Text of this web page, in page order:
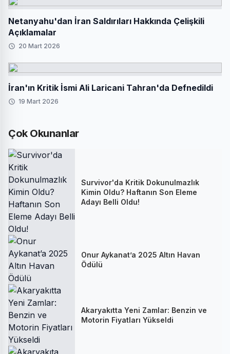
Netanyahu'dan İran Saldırıları Hakkında Çelişkili
Açıklamalar
20 Mart 2026
İran'ın Kritik İsmi Ali Laricani Tahran'da Defnedildi
19 Mart 2026
Çok Okunanlar
Survivor'da Kritik Dokunulmazlık
Kimin Oldu? Haftanın Son Eleme
Adayı Belli Oldu!
Onur Aykanat’a 2025 Altın Havan
Ödülü
Akaryakıtta Yeni Zamlar: Benzin ve
Motorin Fiyatları Yükseldi